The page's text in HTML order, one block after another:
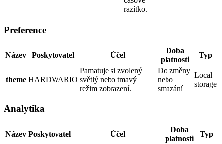
razítko.
Preference
Název Poskytovatel Účel
Doba
platnosti
Typ
theme HARDWARIO
Pamatuje si zvolený
světlý nebo tmavý
režim zobrazení.
Do změny
nebo
smazání
Local
storage
Analytika
Název Poskytovatel Účel
Doba
platnosti
Typ